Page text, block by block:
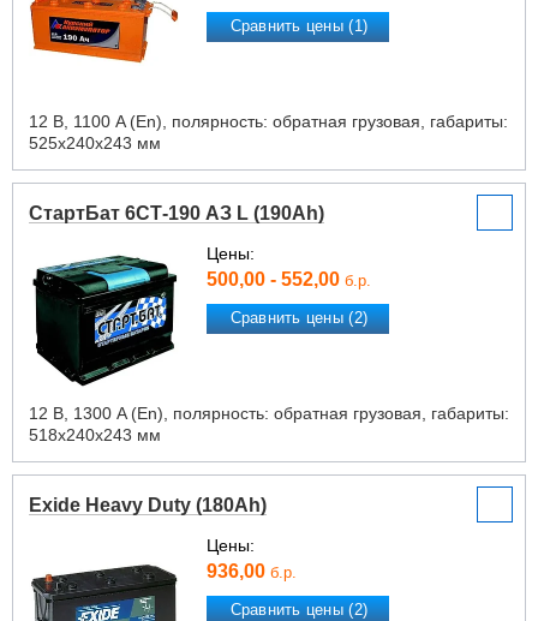
Сравнить цены (1)
12 В, 1100 A (En), полярность: обратная грузовая, габариты:
525х240х243 мм
СтартБат 6СТ-190 АЗ L (190Ah)
Цены:
500,00 - 552,00 б.р.
Сравнить цены (2)
12 В, 1300 A (En), полярность: обратная грузовая, габариты:
518х240х243 мм
Exide Heavy Duty (180Ah)
Цены:
936,00 б.р.
Сравнить цены (2)